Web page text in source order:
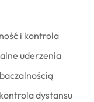
i kontrola
uderzenia
dystansu